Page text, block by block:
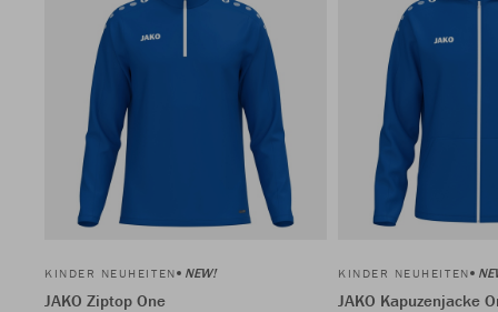
KINDER NEUHEITEN NEW!
JAKO Ziptop One
KINDER NEUHEITEN
JAKO Kapuzenjacke